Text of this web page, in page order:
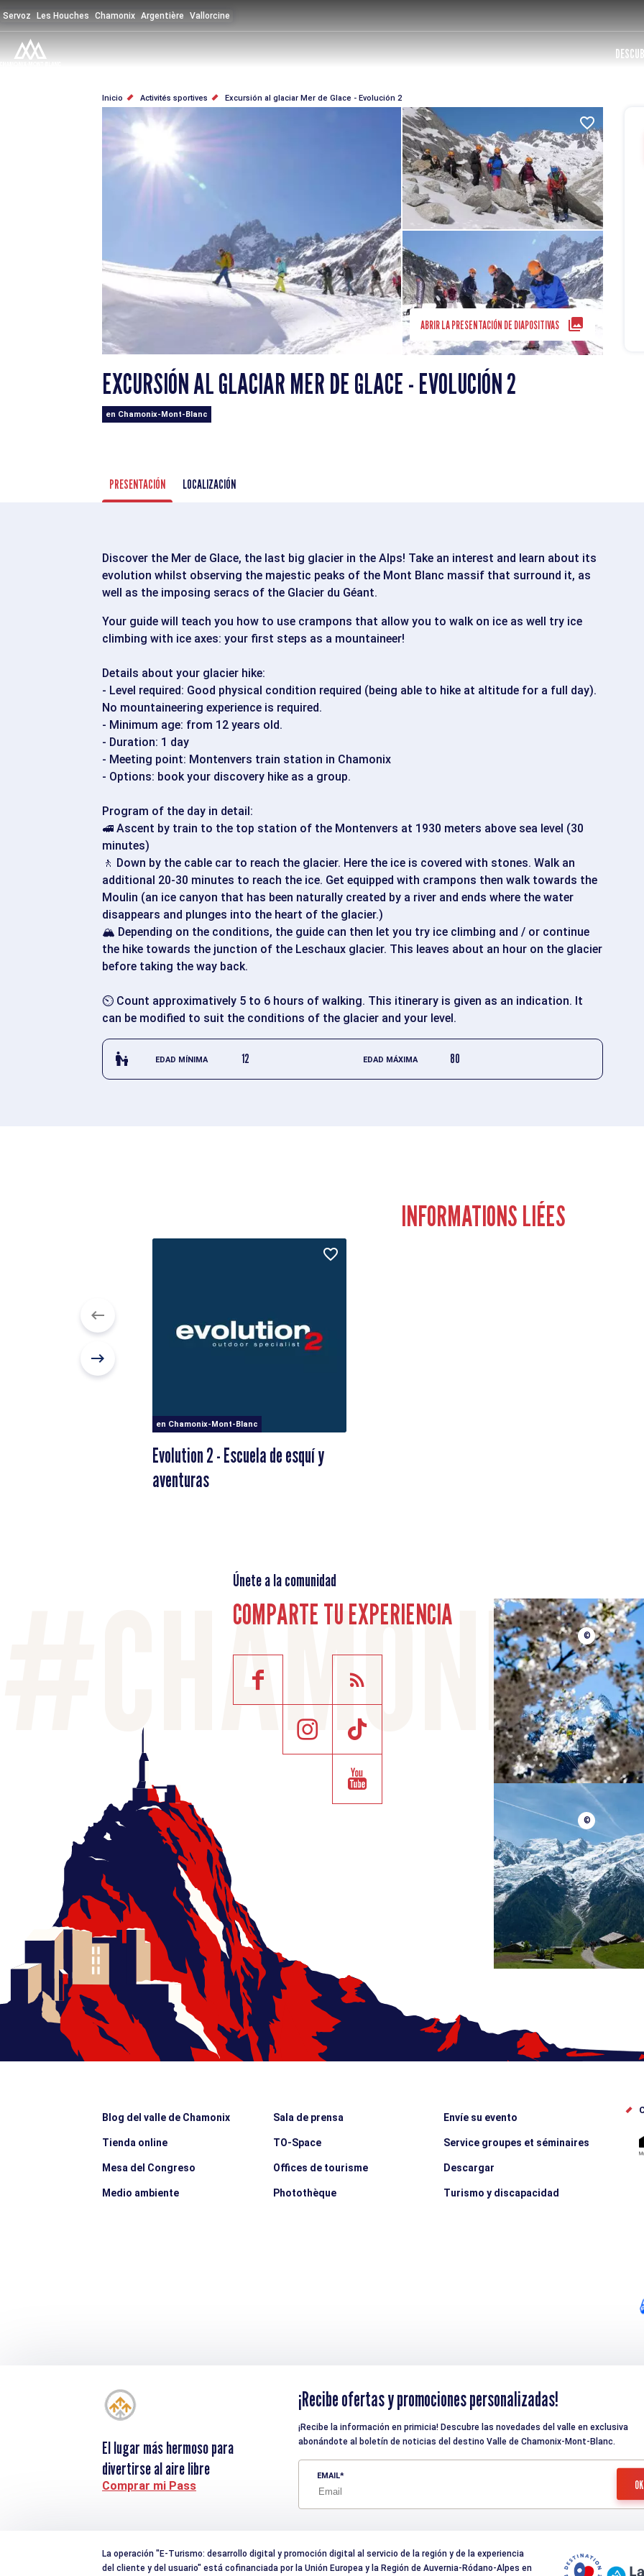
al
contenido
principal
Servoz Les Houches Chamonix Argentière Vallorcine
SOBRESCRIBIR
ENLACES
NAVEGACIÓN
Inicio Activités sportives Excursión al glaciar Mer de Glace - Evolución 2
ABRIR LA PRESENTACIÓN DE DIAPOSITIVAS
EXCURSIÓN AL GLACIAR MER DE GLACE - EVOLUCIÓN 2
en Chamonix-Mont-Blanc
PRESENTACIÓN LOCALIZACIÓN
Discover the Mer de Glace, the last big glacier in the Alps! Take an interest and learn about its
evolution whilst observing the majestic peaks of the Mont Blanc massif that surround it, as
well as the imposing seracs of the Glacier du Géant.
Your guide will teach you how to use crampons that allow you to walk on ice as well try ice
climbing with ice axes: your first steps as a mountaineer!
Details about your glacier hike:
- Level required: Good physical condition required (being able to hike at altitude for a full day).
No mountaineering experience is required.
- Minimum age: from 12 years old.
- Duration: 1 day
- Meeting point: Montenvers train station in Chamonix
- Options: book your discovery hike as a group.
Program of the day in detail:
🚅 Ascent by train to the top station of the Montenvers at 1930 meters above sea level (30
minutes)
🚶 Down by the cable car to reach the glacier. Here the ice is covered with stones. Walk an
additional 20-30 minutes to reach the ice. Get equipped with crampons then walk towards the
Moulin (an ice canyon that has been naturally created by a river and ends where the water
disappears and plunges into the heart of the glacier.)
🏔️ Depending on the conditions, the guide can then let you try ice climbing and / or continue
the hike towards the junction of the Leschaux glacier. This leaves about an hour on the glacier
before taking the way back.
⏲️ Count approximatively 5 to 6 hours of walking. This itinerary is given as an indication. It
can be modified to suit the conditions of the glacier and your level.
escalator_warning_black
EDAD MÍNIMA 12 EDAD MÁXIMA 80
INFORMATIONS LIÉES
en Chamonix-Mont-Blanc
Evolution 2 - Escuela de esquí y
aventuras
Únete a la comunidad
COMPARTE TU EXPERIENCIA
©
©
Blog del valle de Chamonix
Tienda online
Mesa del Congreso
Medio ambiente
Sala de prensa
TO-Space
Offices de tourisme
Photothèque
Envíe su evento
Service groupes et séminaires
Descargar
Turismo y discapacidad
El lugar más hermoso para
divertirse al aire libre
Comprar mi Pass
¡Recibe ofertas y promociones personalizadas!
¡Recibe la información en primicia! Descubre las novedades del valle en exclusiva
abonándote al boletín de noticias del destino Valle de Chamonix-Mont-Blanc.
EMAIL
La operación "E-Turismo: desarrollo digital y promoción digital al servicio de la región y de la experiencia
del cliente y del usuario" está cofinanciada por la Unión Europea y la Región de Auvernia-Ródano-Alpes en